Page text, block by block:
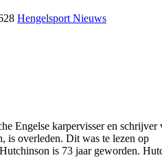
Hengelsport Nieuws
Engelse karpervisser en schrijver
is overleden. Dit was te lezen op
is 73 jaar geworden.